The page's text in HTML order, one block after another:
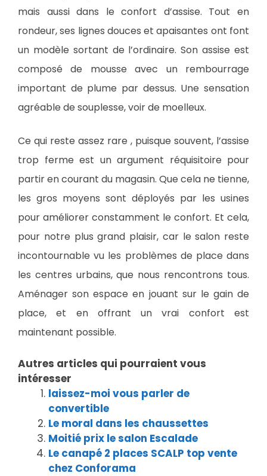
mais aussi dans le confort d’assise. Tout en
rondeur, ses lignes douces et apaisantes ont font
un modèle sortant de l’ordinaire. Son assise est
composé de mousse avec un rembourrage
important de plume par dessus. Une sensation
agréable de souplesse, voir de moelleux.
Ce qui reste assez rare , puisque souvent, l’assise
trop ferme est un argument réquisitoire pour
partir en courant du magasin. Que cela ne tienne,
les gros moyens sont déployés par les usines
pour améliorer constamment le confort. Et cela,
pour notre plus grand plaisir, car le salon reste
incontournable vu les problèmes de place dans
les centres urbains, que nous rencontrons tous.
Aménager son espace en jouant sur le gain de
place, et en offrant un vrai confort est
maintenant possible.
Autres articles qui pourraient vous
intéresser
laissez-moi vous parler de
convertible
Le moral dans les chaussettes
Moitié prix le salon Escalade
Le canapé 2 places SCALP top vente
chez Conforama